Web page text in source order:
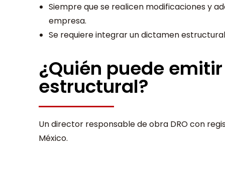
Siempre que se realicen modificaciones y
empresa.
Se requiere integrar un dictamen
¿Quién puede
estructural?
Un director responsable de obra DRO con
México.